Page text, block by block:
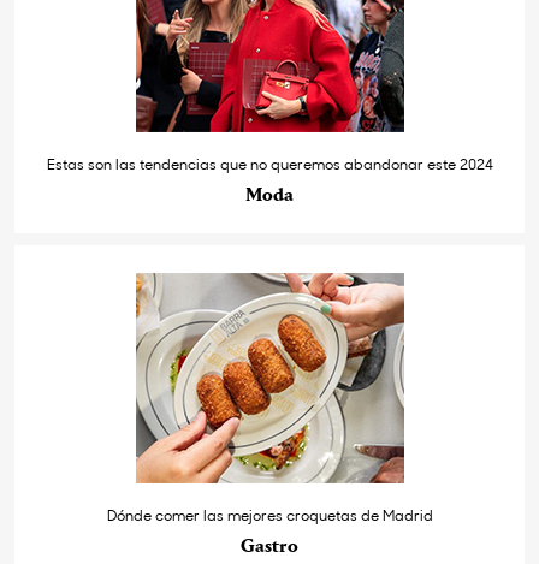
Estas son las tendencias que no queremos abandonar este 2024
Moda
Dónde comer las mejores croquetas de Madrid
Gastro